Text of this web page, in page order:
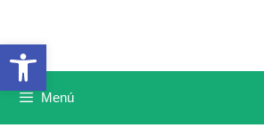
Abrir barra de herramientas
contenido
Menú